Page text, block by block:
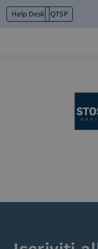
Help Desk QTSP